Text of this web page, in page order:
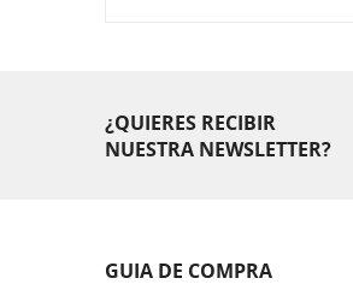
¿QUIERES RECIBIR
NUESTRA NEWSLETTER?
GUIA DE COMPRA